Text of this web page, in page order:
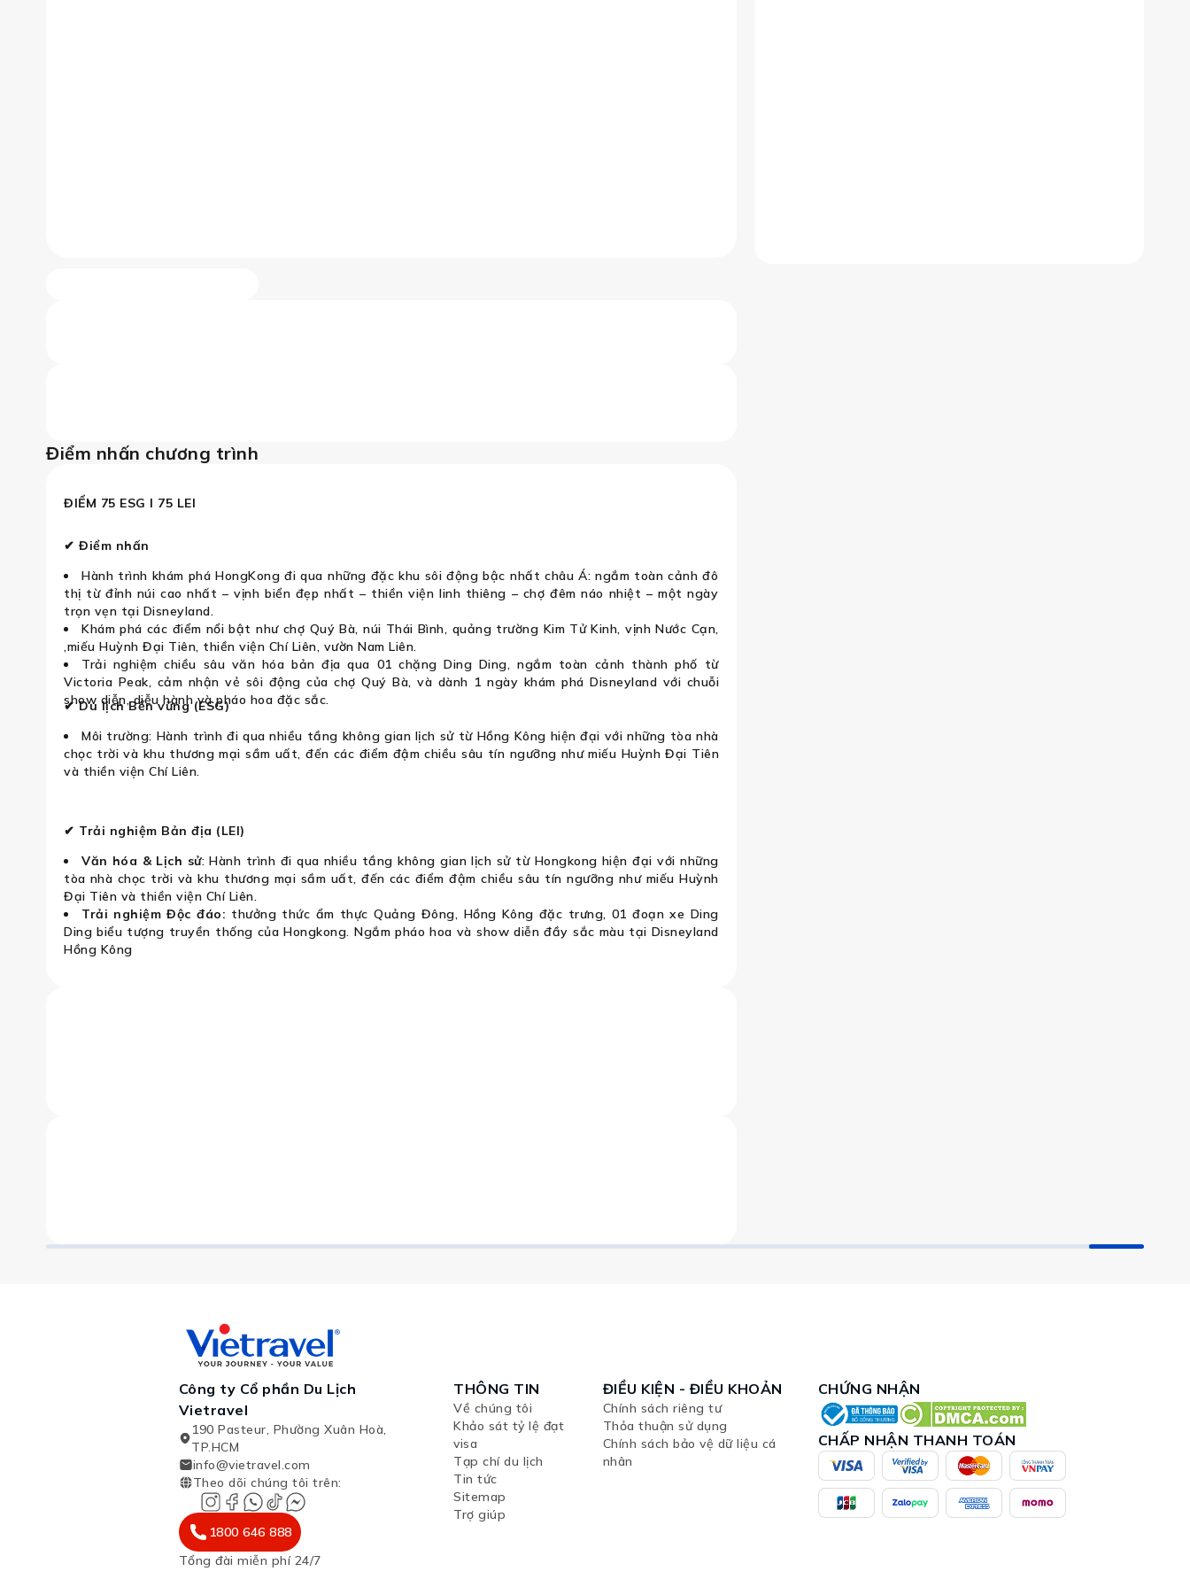
Điểm nhấn chương trình
ĐIỂM 75 ESG I 75 LEI
✔ Điểm nhấn
Hành trình khám phá HongKong đi qua những đặc khu sôi động bậc nhất châu Á: ngắm toàn cảnh đô
thị từ đỉnh núi cao nhất – vịnh biển đẹp nhất – thiền viện linh thiêng – chợ đêm náo nhiệt – một ngày
trọn vẹn tại Disneyland.
Khám phá các điểm nổi bật như chợ Quý Bà, núi Thái Bình, quảng trường Kim Tử Kinh, vịnh Nước Cạn,
,miếu Huỳnh Đại Tiên, thiền viện Chí Liên, vườn Nam Liên.
Trải nghiệm chiều sâu văn hóa bản địa qua 01 chặng Ding Ding, ngắm toàn cảnh thành phố từ
Victoria Peak, cảm nhận vẻ sôi động của chợ Quý Bà, và dành 1 ngày khám phá Disneyland với chuỗi
show diễn, diễu hành và pháo hoa đặc sắc.
✔ Du lịch Bền vững (ESG)
Môi trường: Hành trình đi qua nhiều tầng không gian lịch sử từ Hồng Kông hiện đại với những tòa nhà
chọc trời và khu thương mại sầm uất, đến các điểm đậm chiều sâu tín ngưỡng như miếu Huỳnh Đại Tiên
và thiền viện Chí Liên.
✔ Trải nghiệm Bản địa (LEI)
Văn hóa & Lịch sử: Hành trình đi qua nhiều tầng không gian lịch sử từ Hongkong hiện đại với những
tòa nhà chọc trời và khu thương mại sầm uất, đến các điểm đậm chiều sâu tín ngưỡng như miếu Huỳnh
Đại Tiên và thiền viện Chí Liên.
Trải nghiệm Độc đáo: thưởng thức ẩm thực Quảng Đông, Hồng Kông đặc trưng, 01 đoạn xe Ding
Ding biểu tượng truyền thống của Hongkong. Ngắm pháo hoa và show diễn đầy sắc màu tại Disneyland
Hồng Kông
Công ty Cổ phần Du Lịch
Vietravel
190 Pasteur, Phường Xuân Hoà,
TP.HCM
info@vietravel.com
Theo dõi chúng tôi trên:
1800 646 888
Tổng đài miễn phí 24/7
THÔNG TIN
Về chúng tôi
Khảo sát tỷ lệ đạt
visa
Tạp chí du lịch
Tin tức
Sitemap
Trợ giúp
ĐIỀU KIỆN - ĐIỀU KHOẢN
Chính sách riêng tư
Thỏa thuận sử dụng
Chính sách bảo vệ dữ liệu cá
nhân
CHỨNG NHẬN
CHẤP NHẬN THANH TOÁN